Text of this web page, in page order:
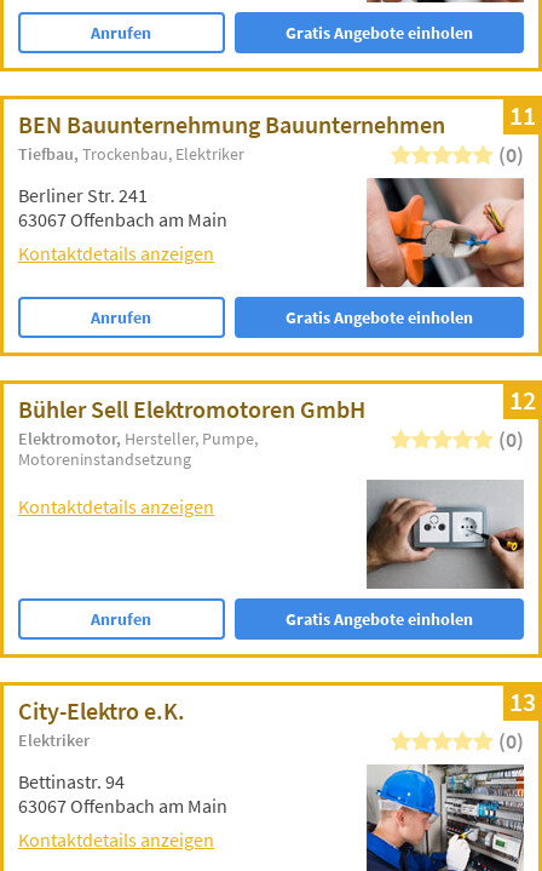
Anrufen Gratis Angebote einholen
11
BEN Bauunternehmung Bauunternehmen
Tiefbau Trockenbau Elektriker (0)
Berliner Str. 241
63067 Offenbach am Main
Kontaktdetails anzeigen
Anrufen Gratis Angebote einholen
12
Bühler Sell Elektromotoren GmbH
Elektromotor Hersteller Pumpe
Motoreninstandsetzung
(0)
Kontaktdetails anzeigen
Anrufen Gratis Angebote einholen
13
City-Elektro e.K.
Elektriker (0)
Bettinastr. 94
63067 Offenbach am Main
Kontaktdetails anzeigen